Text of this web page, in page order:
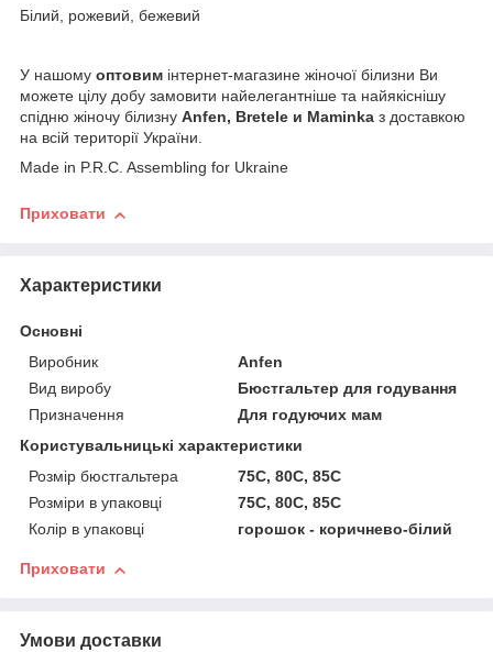
Білий, рожевий, бежевий
У нашому оптовим інтернет-магазине жіночої білизни Ви
можете цілу добу замовити найелегантніше та найякіснішу
спідню жіночу білизну Anfen, Bretele и Maminka з доставкою
на всій території України.
Made in P.R.C. Assembling for Ukraine
Приховати
Характеристики
Основні
Виробник
Anfen
Вид виробу
Бюстгальтер для годування
Призначення
Для годуючих мам
Користувальницькі характеристики
Розмір бюстгальтера
75C, 80C, 85C
Розміри в упаковці
75C, 80C, 85C
Колір в упаковці
горошок - коричнево-білий
Приховати
Умови доставки